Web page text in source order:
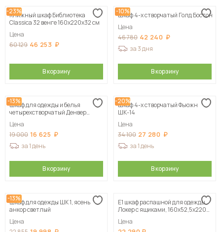
-23%
Книжный шкаф Библиотека
Classica 32 венге 160х220х32 см
Цена
60 129 46 253
В корзину
-10%
Шкаф 4-х створчатый Голд Бостон
Цена
46 780 42 240
за 3 дня
В корзину
-13%
Шкаф для одежды и белья
четырехстворчатый Денвер
Цена
19 000 16 625
за 1 день
В корзину
-20%
Шкаф 4-х створчатый Фьюжн
ШК-14
Цена
34 100 27 280
за 1 день
В корзину
-13%
Шкаф для одежды ШК 1, ясень
анкор светлый
Цена
Е1 шкаф распашной для одежды
Локер с ящиками, 160х52,5х220
Цена